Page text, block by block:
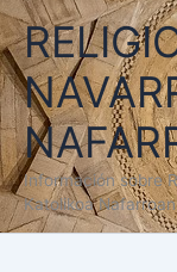
Ir
al
contenido
Información sobre
Katolikoa Nafarroan